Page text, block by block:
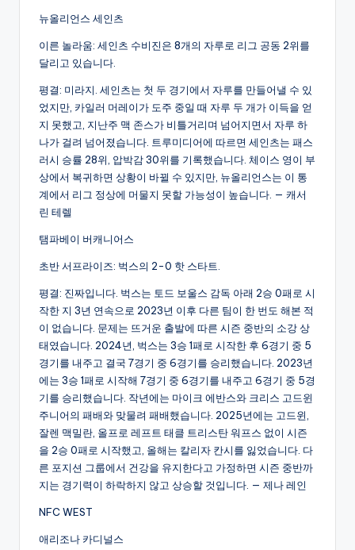
뉴올리언스 세인츠
이른 놀라움: 세인츠 수비진은 8개의 자루로 리그 공동 2위를
달리고 있습니다.
평결: 미라지. 세인츠는 첫 두 경기에서 자루를 만들어낼 수 있
었지만, 카일러 머레이가 도주 중일 때 자루 두 개가 이득을 얻
지 못했고, 지난주 맥 존스가 비틀거리며 넘어지면서 자루 하
나가 걸려 넘어졌습니다. 트루미디어에 따르면 세인츠는 패스
러시 승률 28위, 압박감 30위를 기록했습니다. 체이스 영이 부
상에서 복귀하면 상황이 바뀔 수 있지만, 뉴올리언스는 이 통
계에서 리그 정상에 머물지 못할 가능성이 높습니다. — 캐서
린 테렐
탬파베이 버캐니어스
초반 서프라이즈: 벅스의 2-0 핫 스타트.
평결: 진짜입니다. 벅스는 토드 보울스 감독 아래 2승 0패로 시
작한 지 3년 연속으로 2023년 이후 다른 팀이 한 번도 해본 적
이 없습니다. 문제는 뜨거운 출발에 따른 시즌 중반의 소강 상
태였습니다. 2024년, 벅스는 3승 1패로 시작한 후 6경기 중 5
경기를 내주고 결국 7경기 중 6경기를 승리했습니다. 2023년
에는 3승 1패로 시작해 7경기 중 6경기를 내주고 6경기 중 5경
기를 승리했습니다. 작년에는 마이크 에반스와 크리스 고드윈
주니어의 패배와 맞물려 패배했습니다. 2025년에는 고드윈,
잘렌 맥밀란, 올프로 레프트 태클 트리스탄 워프스 없이 시즌
을 2승 0패로 시작했고, 올해는 칼리자 칸시를 잃었습니다. 다
른 포지션 그룹에서 건강을 유지한다고 가정하면 시즌 중반까
지는 경기력이 하락하지 않고 상승할 것입니다. — 제나 레인
NFC WEST
애리조나 카디널스